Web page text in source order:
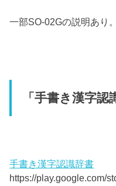
一部SO-02Gの説明あり
「手書き漢字認
手書き漢字認識辞書
https://play.google.com/